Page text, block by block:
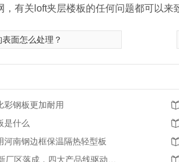
，有关loft夹层楼板的任何问题都可以来
面怎么处理？
彩钢板更加耐用
是什么
河南钢边框保温隔热轻型板